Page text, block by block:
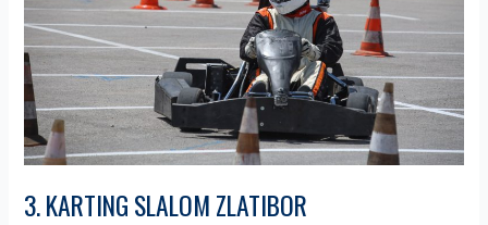
3. KARTING SLALOM ZLATIBOR